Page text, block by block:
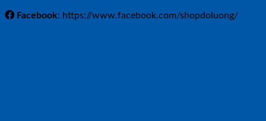
Facebook: https://www.facebook.com/shopdoluong/